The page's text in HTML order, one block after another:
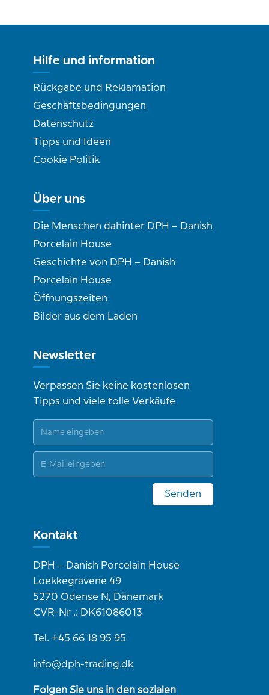
Hilfe und information
Rückgabe und Reklamation
Geschäftsbedingungen
Datenschutz
Tipps und Ideen
Cookie Politik
Über uns
Die Menschen dahinter DPH – Danish
Porcelain House
Geschichte von DPH – Danish
Porcelain House
Öffnungszeiten
Bilder aus dem Laden
Newsletter
Verpassen Sie keine kostenlosen
Tipps und viele tolle Verkäufe
Senden
Kontakt
DPH – Danish Porcelain House
Loekkegravene 49
5270 Odense N, Dänemark
CVR-Nr .: DK61086013
Tel. +45 66 18 95 95
info@dph-trading.dk
Folgen Sie uns in den sozialen